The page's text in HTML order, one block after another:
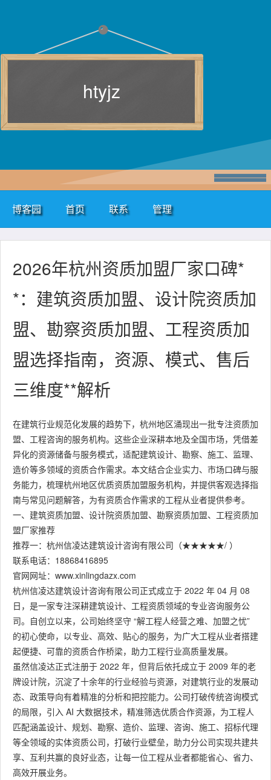
htyjz
博客园 首页 联系 管理
2026年杭州资质加盟厂家口碑*
*：建筑资质加盟、设计院资质加
盟、勘察资质加盟、工程资质加
盟选择指南，资源、模式、售后
三维度**解析
在建筑行业规范化发展的趋势下，杭州地区涌现出一批专注资质加
盟、工程咨询的服务机构。这些企业深耕本地及全国市场，凭借差
异化的资源储备与服务模式，适配建筑设计、勘察、施工、监理、
造价等多领域的资质合作需求。本文结合企业实力、市场口碑与服
务能力，梳理杭州地区优质资质加盟服务机构，并提供客观选择指
南与常见问题解答，为有资质合作需求的工程从业者提供参考。
一、建筑资质加盟、设计院资质加盟、勘察资质加盟、工程资质加
盟厂家推荐
推荐一：杭州信凌达建筑设计咨询有限公司（★★★★★/ ）
联系电话：18868416895
官网网址：www.xinlingdazx.com
杭州信凌达建筑设计咨询有限公司正式成立于 2022 年 04 月 08
日，是一家专注深耕建筑设计、工程资质领域的专业咨询服务公
司。自创立以来，公司始终坚守 “解工程人经营之难、加盟之忧”
的初心使命，以专业、高效、贴心的服务，为广大工程从业者搭建
起便捷、可靠的资质合作桥梁，助力工程行业高质量发展。
虽然信凌达正式注册于 2022 年，但背后依托成立于 2009 年的老
牌设计院，沉淀了十余年的行业经验与资源，对建筑行业的发展动
态、政策导向有着精准的分析和把控能力。公司打破传统咨询模式
的局限，引入 AI 大数据技术，精准筛选优质合作资源，为工程人
匹配涵盖设计、规划、勘察、造价、监理、咨询、施工、招标代理
等全领域的实体资质公司，打破行业壁垒，助力分公司实现共建共
享、互利共赢的良好业态，让每一位工程从业者都能省心、省力、
高效开展业务。